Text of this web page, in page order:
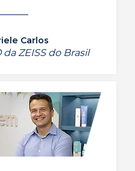
Carlos
da ZEISS do Brasil